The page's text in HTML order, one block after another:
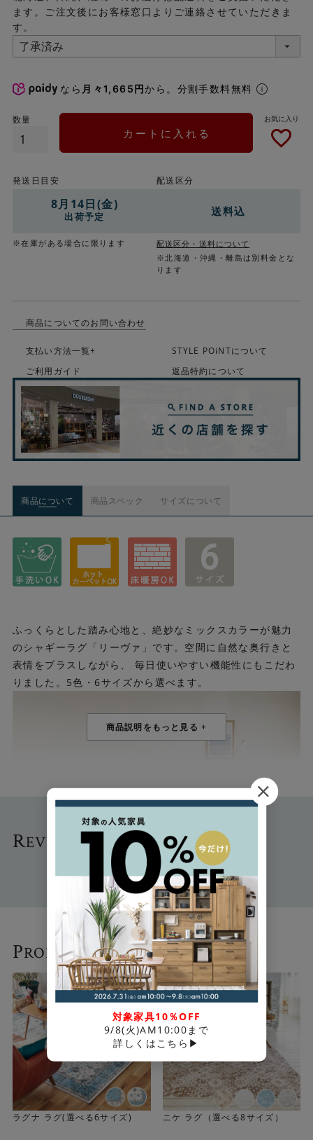
ます。ご注文後にお客様窓口よりご連絡させていただきま
す。
なら 月々1,665円から。分割手数料無料
カートに入れる
発送日目安
8月14日(金)
出荷予定
※在庫がある場合に限ります
配送区分
送料込
配送区分・送料について
※北海道・沖縄・離島は別料金とな
ります
商品についてのお問い合わせ
支払い方法一覧+
STYLE POiNTについて
ご利用ガイド
返品特約について
商品について 商品スペック サイズについて
ふっくらとした踏み心地と、絶妙なミックスカラーが魅力
のシャギーラグ「リーヴァ」です。空間に自然な奥行きと
表情をプラスしながら、 毎日使いやすい機能性にもこだわ
りました。5色・6サイズから選べます。
さりげなく映えるミックスカラー
ニュアンスカラーをベースに、アクセントカラーを織り交
ぜています。 主張しすぎず、それでいて単色にはない奥行
きのある表情を楽しめます。さまざまなインテリアに馴染
みやすいデザインです。
REVIEW - お客さまの声 -
PRODUCTS- 関連商品 -
ラグナ ラグ(選べる6サイズ) ニケ ラグ（選べる8サイズ）
対象家具10％OFF
9/8(火)AM10:00まで
詳しくはこちら▶